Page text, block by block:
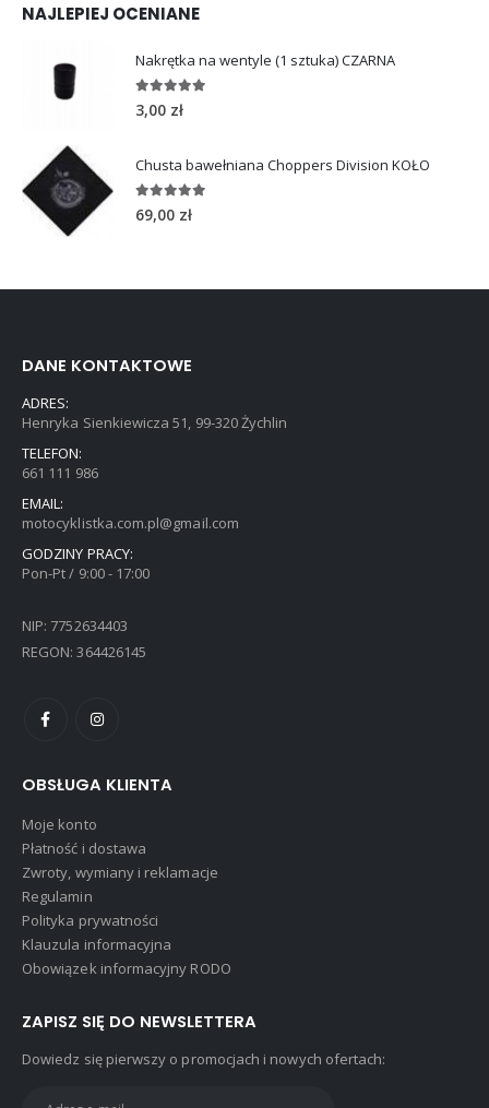
NAJLEPIEJ OCENIANE
Nakrętka na wentyle (1 sztuka) CZARNA
5.00 out of 5
3,00 zł
Chusta bawełniana Choppers Division KOŁO
5.00out of 5
69,00 zł
DANE KONTAKTOWE
ADRES:
Henryka Sienkiewicza 51, 99-320 Żychlin
TELEFON:
661 111 986
EMAIL:
motocyklistka.com.pl@gmail.com
GODZINY PRACY:
Pon-Pt / 9:00 - 17:00
NIP: 7752634403
REGON: 364426145
OBSŁUGA KLIENTA
Moje konto
Płatność i dostawa
Zwroty, wymiany i reklamacje
Regulamin
Polityka prywatności
Klauzula informacyjna
Obowiązek informacyjny RODO
ZAPISZ SIĘ DO NEWSLETTERA
Dowiedz się pierwszy o promocjach i nowych ofertach: